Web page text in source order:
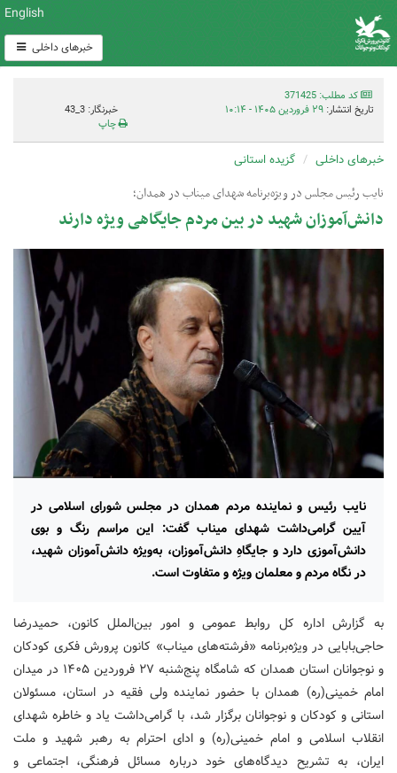
English
خبرهای داخلی
کد مطلب: 371425
تاریخ انتشار: ۲۹ فروردین ۱۴۰۵ - ۱۰:۱۴
خبرنگار: 3_43
چاپ
خبرهای داخلی گزیده استانی
نایب رئیس مجلس در ویژه‌برنامه ‌شهدای میناب در همدان؛
دانش‌آموزان شهید در بین مردم جایگاهی ویژه دارند
نایب رئیس و نماینده مردم همدان در مجلس شورای اسلامی در
آیین گرامی‌داشت شهدای میناب گفت: این مراسم رنگ و بوی
دانش‌آموزی دارد و جایگاهِ دانش‌آموزان، به‌ویژه دانش‌آموزان شهید،
در نگاه مردم و معلمان ویژه و متفاوت است.
به گزارش اداره کل روابط عمومی و امور بین‌الملل کانون، حمیدرضا
حاجی‌بابایی در ویژه‌برنامه «فرشته‌های میناب» کانون پرورش فکری کودکان
و نوجوانان استان همدان که شامگاه پنج‌شنبه ۲۷ فروردین ۱۴۰۵ در میدان
امام خمینی(ره) همدان با حضور نماینده ولی فقیه در استان، مسئولان
استانی و کودکان و نوجوانان برگزار شد، با گرامی‌داشت یاد و خاطره شهدای
انقلاب اسلامی و امام خمینی(ره) و ادای احترام به رهبر شهید و ملت
ایران، به تشریح دیدگاه‌های خود درباره مسائل فرهنگی، اجتماعی و